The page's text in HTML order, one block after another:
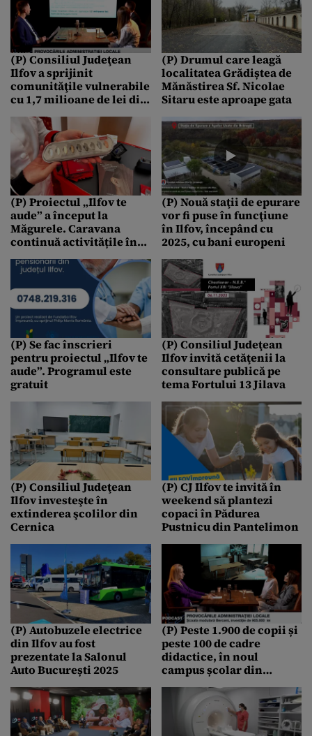
(P) Consiliul Judeţean
Ilfov a sprijinit
comunităţile vulnerabile
cu 1,7 milioane de lei din
(P) Drumul care leagă
localitatea Grădiștea de
Mănăstirea Sf. Nicolae
Sitaru este aproape gata
(P) Proiectul „Ilfov te
aude” a început la
Măgurele. Caravana
continuă activitățile în
Bragadiru
(P) Nouă staţii de epurare
vor fi puse în funcţiune
în Ilfov, începând cu
2025, cu bani europeni
(P) Se fac înscrieri
pentru proiectul „Ilfov te
aude”. Programul este
gratuit
(P) Consiliul Judeţean
Ilfov invită cetăţenii la
consultare publică pe
tema Fortului 13 Jilava
(P) Consiliul Judeţean
Ilfov investeşte în
extinderea şcolilor din
Cernica
(P) CJ Ilfov te invită în
weekend să plantezi
copaci în Pădurea
Pustnicu din Pantelimon
(P) Autobuzele electrice
din Ilfov au fost
prezentate la Salonul
Auto București 2025
(P) Peste 1.900 de copii și
peste 100 de cadre
didactice, în noul
campus școlar din